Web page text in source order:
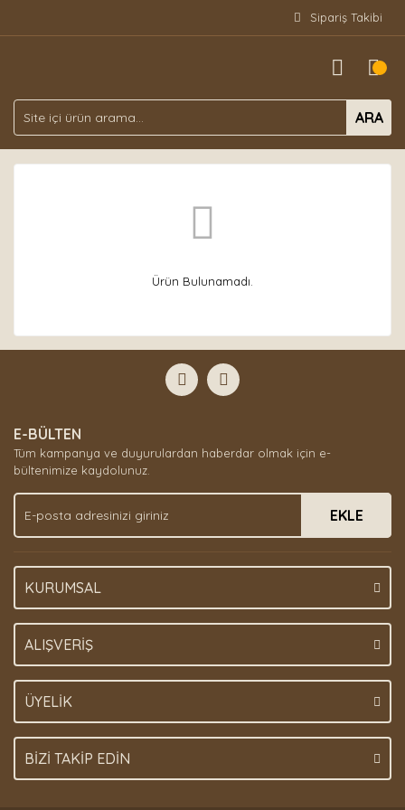
Sipariş Takibi
ARA
Ürün Bulunamadı.
E-BÜLTEN
Tüm kampanya ve duyurulardan haberdar olmak için e-
bültenimize kaydolunuz.
EKLE
KURUMSAL
ALIŞVERİŞ
ÜYELİK
BİZİ TAKİP EDİN